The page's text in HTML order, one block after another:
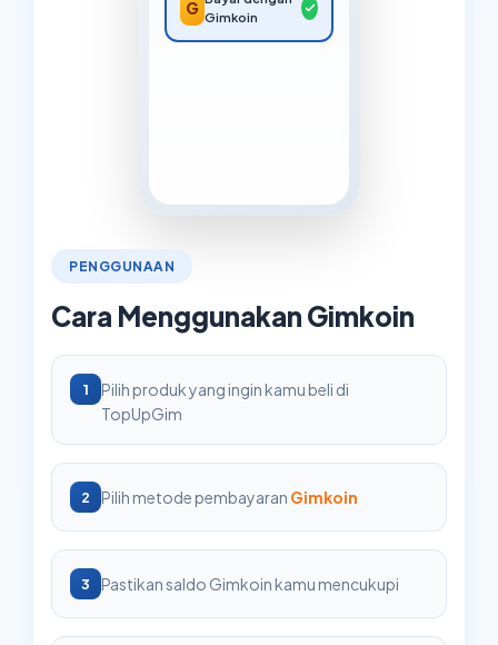
PENGGUNAAN
Cara Menggunakan Gimkoin
1
Pilih produk yang ingin kamu beli di
TopUpGim
2 Pilih metode pembayaran Gimkoin
3 Pastikan saldo Gimkoin kamu mencukupi
G Gimkoin